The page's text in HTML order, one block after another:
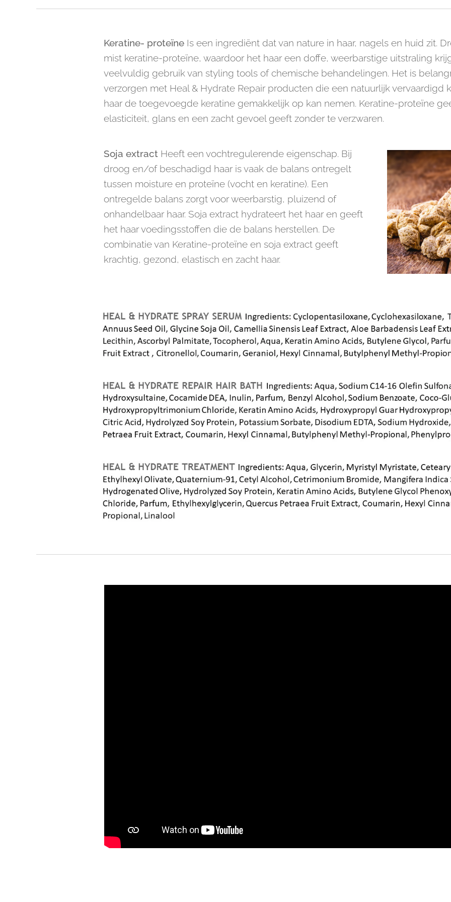
Keratine- proteïneIs een ingrediënt dat van nature in haar, nagels en huid zit.
mist keratine-proteïne, waardoor het haar een doffe, weerbarstige uitstraling
veelvuldig gebruik van styling tools of chemische behandelingen. Het is
verzorgen met Heal & Hydrate Repair producten die een natuurlijk vervaardigd
haar de toegevoegde keratine gemakkelijk op kan nemen. Keratine-proteïne
elasticiteit, glans en een zacht gevoel geeft zonder te verzwaren.
Soja extractHeeft een vochtregulerende eigenschap. Bij
droog en/of beschadigd haar is vaak de balans ontregelt
tussen moisture en proteïne (vocht en keratine). Een
ontregelde balans zorgt voor weerbarstig, pluizend of
onhandelbaar haar. Soja extract hydrateert het haar en geeft
het haar voedingsstoffen die de balans herstellen. De
combinatie van Keratine-proteïne en soja extract geeft
krachtig, gezond, elastisch en zacht haar.